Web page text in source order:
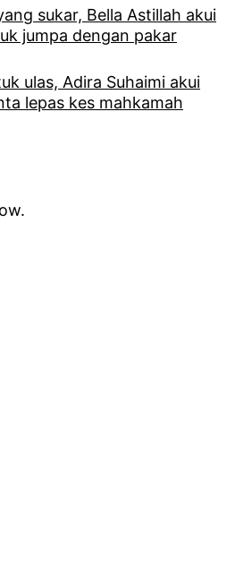
sukar, Bella Astillah akui
jumpa dengan pakar
ulas, Adira Suhaimi akui
lepas kes mahkamah